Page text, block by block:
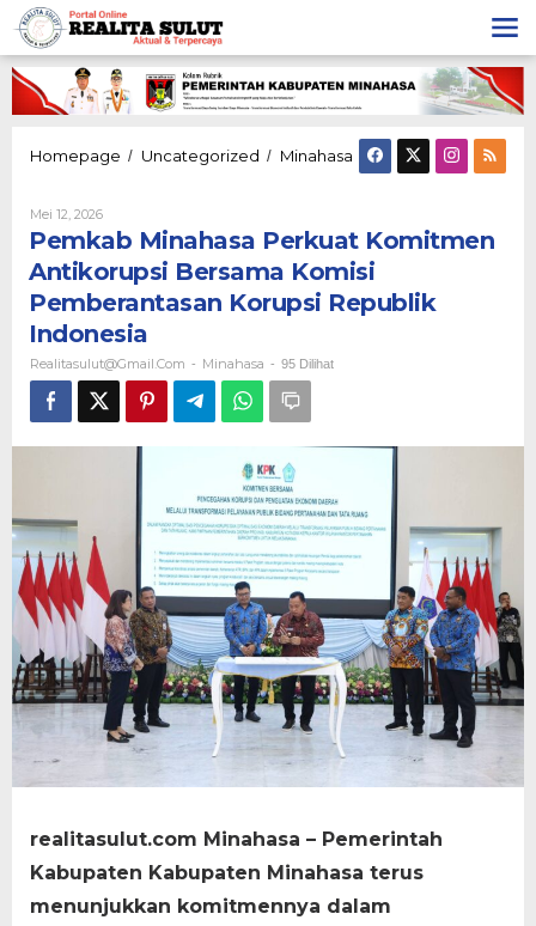
Lewati
ke
konten
Homepage / Uncategorized / Minahasa Pemkab
Minahasa
Antikorupsi
Bersama
Komisi
Pemberantasan
Mei 12, 2026Oleh
Realitasulut@gmail.com
Pemkab Minahasa Perkuat Komitmen
Antikorupsi Bersama Komisi
Pemberantasan Korupsi Republik
Indonesia
Realitasulut@gmail.com - Minahasa - 95 Dilihat
realitasulut.com Minahasa – Pemerintah
Kabupaten Kabupaten Minahasa terus
menunjukkan komitmennya dalam